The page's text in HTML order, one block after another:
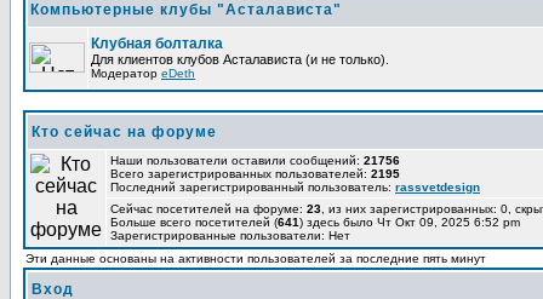
Компьютерные клубы "Асталависта"
Клубная болталка
Для клиентов клубов Асталависта (и не только).
Модератор eDeth
Кто сейчас на форуме
Наши пользователи оставили сообщений: 21756
Всего зарегистрированных пользователей: 2195
Последний зарегистрированный пользователь: rassvetdesign
Сейчас посетителей на форуме: 23 , из них зарегистрированных: 0,
Больше всего посетителей (641) здесь было Чт Окт 09, 2025 6:52 pm
Зарегистрированные пользователи: Нет
Эти данные основаны на активности пользователей за последние пять минут
Вход